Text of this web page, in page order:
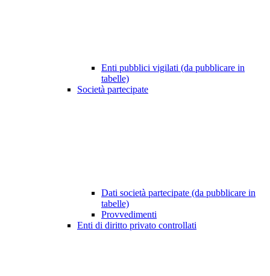
Enti pubblici vigilati (da pubblicare in
tabelle)
Società partecipate
Dati società partecipate (da pubblicare in
tabelle)
Provvedimenti
Enti di diritto privato controllati